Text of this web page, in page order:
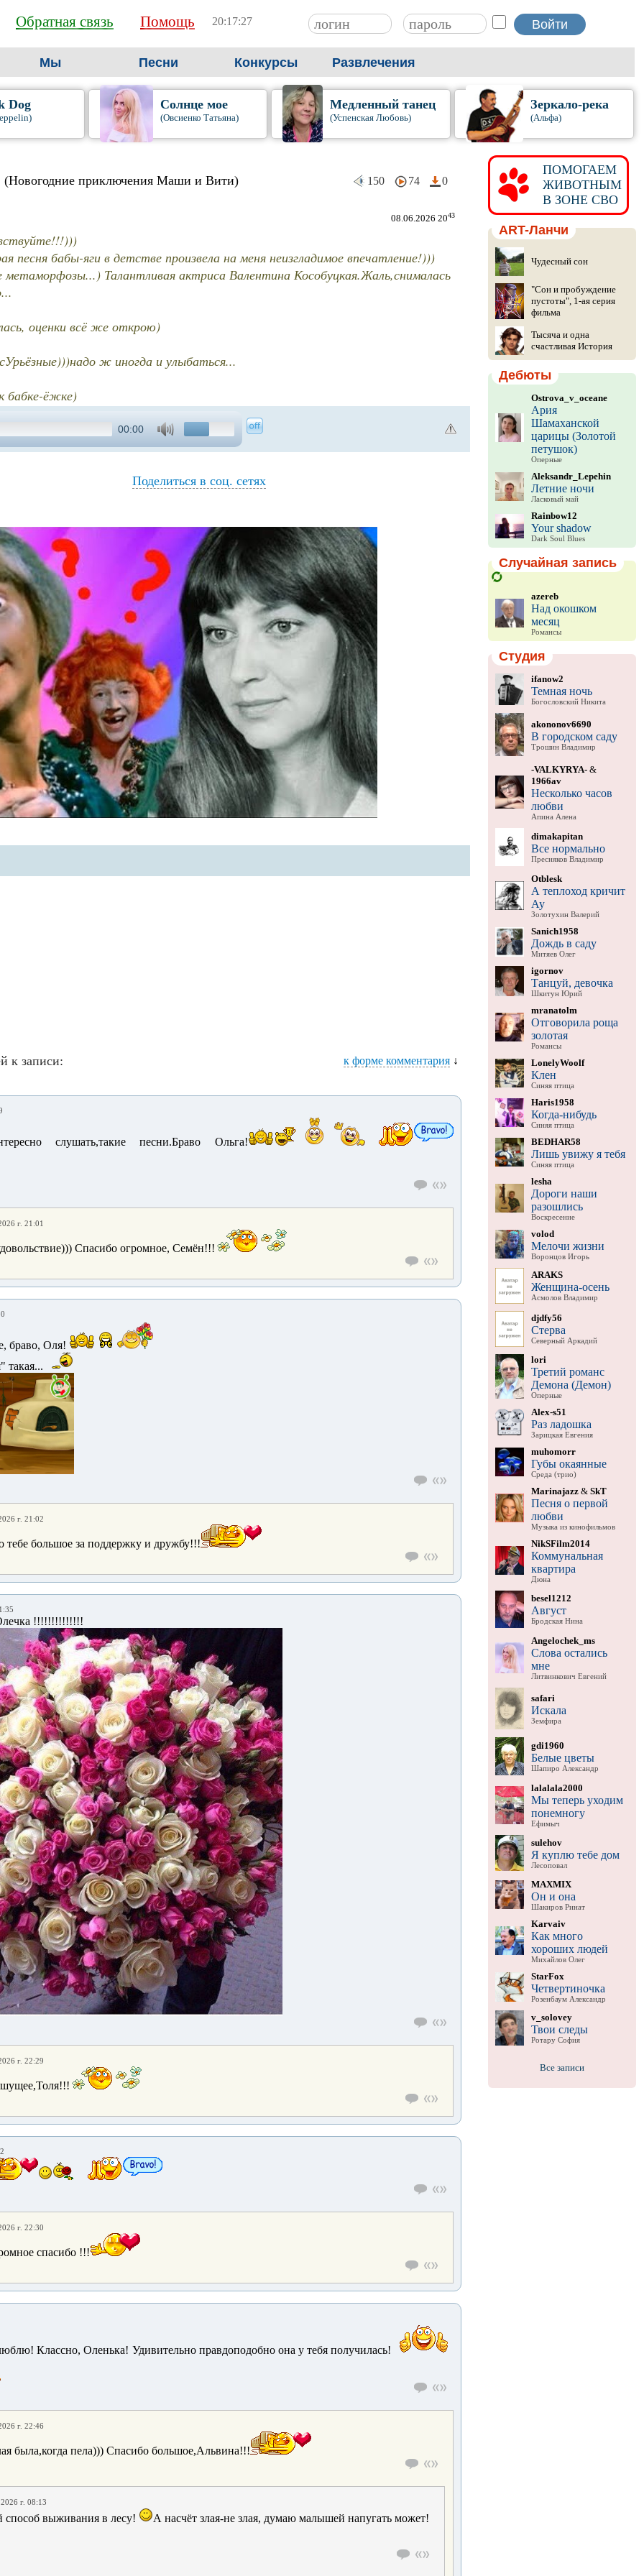
Обратная связь Помощь 20:17:28
Мы Песни Конкурсы Развлечения
Dog Солнце мое
(Овсиенко Татьяна)
Медленный танец
(Успенская Любовь)
Зеркало-река
(Альфа)
(Новогодние приключения Маши и Вити) 150 74 0
08.06.2026 2043
песня бабы-яги в детстве произвела на меня неизгладимое впечатление!)))
метаморфозы...) Талантливая актриса Валентина Кособуцкая.Жаль,снималась
оценки всё же открою)
ж иногда и улыбаться...
бабке-ёжке)
00:00
Поделиться в соц. сетях
к записи: к форме комментария ↓
слушать,такие песни.Браво Ольга!
г. 21:01
Спасибо огромное, Семён!!!
браво, Оля!
такая...
г. 21:02
тебе большое за поддержку и дружбу!!!
!!!!!!!!!!!!!!
г. 22:29
г. 22:30
спасибо !!!
Классно, Оленька! Удивительно правдоподобно она у тебя получилась!
г. 22:46
была,когда пела))) Спасибо большое,Альвина!!!
г. 08:13
способ выживания в лесу! А насчёт злая-не злая, думаю малышей напугать может!
ПОМОГАЕМ
ЖИВОТНЫМ
В ЗОНЕ СВО
ART-Ланчи
Чудесный сон
"Сон и пробуждение
пустоты", 1-ая серия
фильма
Тысяча и одна
счастливая История
Дебюты
Ostrova_v_oceane
Ария
Шамаханской
царицы (Золотой
петушок)
Оперные
Aleksandr_Lepehin
Летние ночи
Ласковый май
Rainbow12
Your shadow
Dark Soul Blues
Случайная запись
azereb
Над окошком
месяц
Романсы
Студия
ifanow2
Темная ночь
Богословский Никита
akononov6690
В городском саду
Трошин Владимир
-VALKYRYA-&
1966av
Несколько часов
любви
Апина Алена
dimakapitan
Все нормально
Пресняков Владимир
Otblesk
А теплоход кричит
Ау
Золотухин Валерий
Sanich1958
Дождь в саду
Митяев Олег
igornov
Танцуй, девочка
Шкитун Юрий
mranatolm
Отговорила роща
золотая
Романсы
LonelyWoolf
Клен
Синяя птица
Haris1958
Когда-нибудь
Синяя птица
BEDHAR58
Лишь увижу я тебя
Синяя птица
lesha
Дороги наши
разошлись
Воскресение
volod
Мелочи жизни
Воронцов Игорь
ARAKS
Женщина-осень
Асмолов Владимир
djdfy56
Стерва
Северный Аркадий
lori
Третий романс
Демона (Демон)
Оперные
Alex-s51
Раз ладошка
Зарицкая Евгения
muhomorr
Губы окаянные
Среда (трио)
Marinajazz& SkT
Песня о первой
любви
Музыка из кинофильмов
NikSFilm2014
Коммунальная
квартира
Дюна
besel1212
Август
Бродская Нина
Angelochek_ms
Слова остались
мне
Литвинкович Евгений
safari
Искала
Земфира
gdi1960
Белые цветы
Шапиро Александр
lalalala2000
Мы теперь уходим
понемногу
Ефимыч
sulehov
Я куплю тебе дом
Лесоповал
MAXMIX
Он и она
Шакиров Ринат
Karvaiv
Как много
хороших людей
Михайлов Олег
StarFox
Четвертиночка
Розенбаум Александр
v_solovey
Твои следы
Ротару София
Все записи